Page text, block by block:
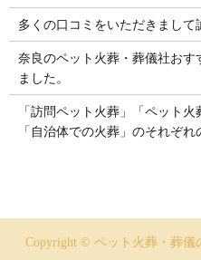
多くの口コミをいただきまして
奈良のペット火葬・葬儀社お
ました。
「訪問ペット火葬」「ペット
「自治体での火葬」のそれぞ
Copyright © ペット火葬・葬